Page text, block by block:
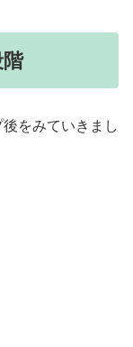
をみていきまし